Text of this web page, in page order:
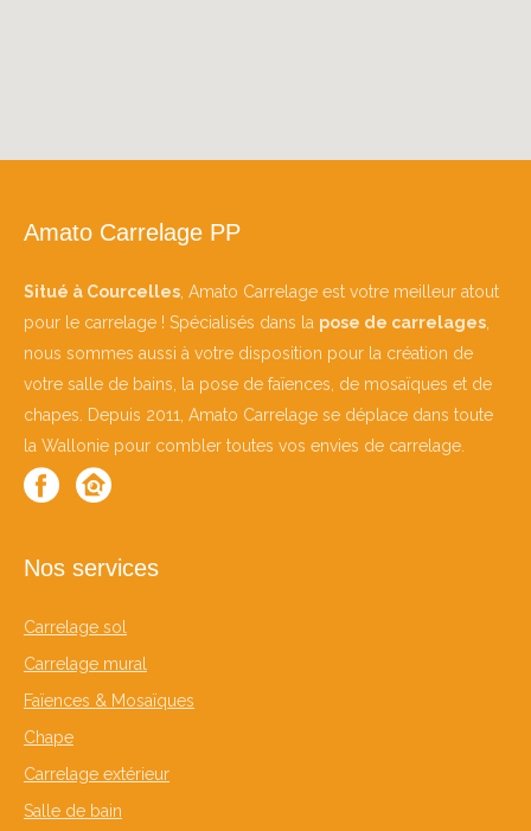
Amato Carrelage PP
Situé à Courcelles , Amato Carrelage est votre meilleur atout
pour le carrelage ! Spécialisés dans la pose de carrelages
nous sommes aussi à votre disposition pour la création de
votre salle de bains, la pose de faïences, de mosaïques et de
chapes. Depuis 2011, Amato Carrelage se déplace dans toute
la Wallonie pour combler toutes vos envies de carrelage.
Nos services
Carrelage sol
Carrelage mural
Faïences & Mosaïques
Chape
Carrelage extérieur
Salle de bain